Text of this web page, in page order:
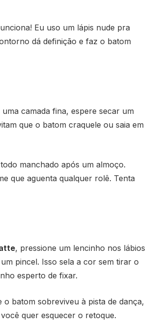
Eu uso um lápis nude pra
dá definição e faz o batom
camada fina, espere secar um
que o batom craquele ou saia em
manchado após um almoço.
que aguenta qualquer rolê. Tenta
, pressione um lencinho nos lábios
pincel. Isso sela a cor sem tirar o
esperto de fixar.
o batom sobreviveu à pista de dança,
quer esquecer o retoque.